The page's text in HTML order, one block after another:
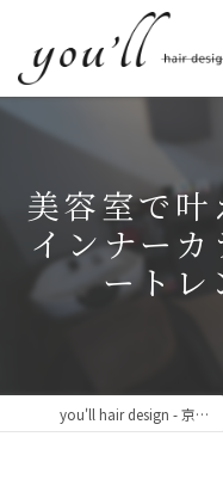
美容室で叶
インナーカ
ートレ
you'll hair design - 京都・西院の、髪と心が整う美容室。